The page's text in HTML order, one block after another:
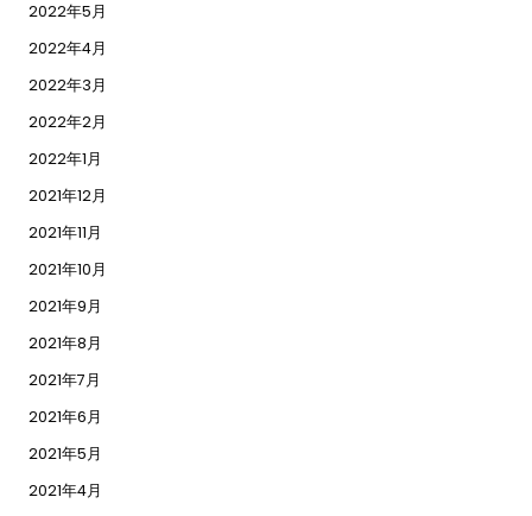
2022年5月
2022年4月
2022年3月
2022年2月
2022年1月
2021年12月
2021年11月
2021年10月
2021年9月
2021年8月
2021年7月
2021年6月
2021年5月
2021年4月